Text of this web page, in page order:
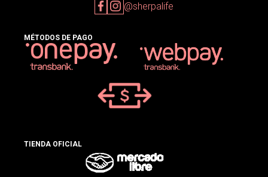
@sherpalife
MÉTODOS DE PAGO
TIENDA OFICIAL